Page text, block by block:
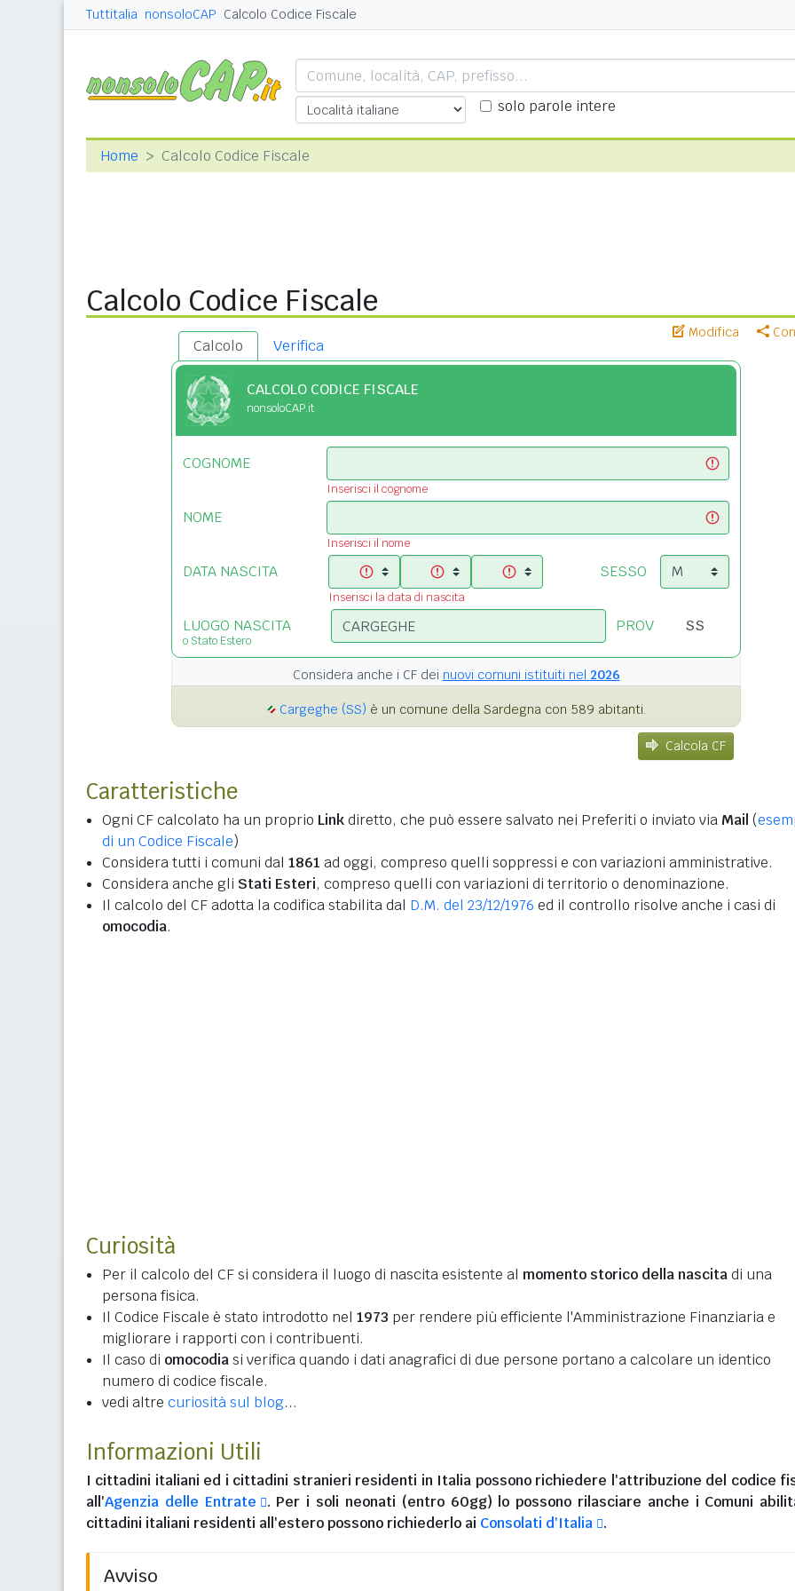
Tuttitalia nonsoloCAP Calcolo Codice Fiscale
solo parole intere
Home Calcolo Codice Fiscale
Calcolo Codice Fiscale
Modifica
Calcolo Verifica
CALCOLO CODICE FISCALE
nonsoloCAP.it
COGNOME
Inserisci il cognome
NOME
Inserisci il nome
DATA NASCITA
Inserisci la data di nascita
SESSO
LUOGO NASCITA
o Stato Estero
PROV
Considera anche i CF dei nuovi comuni istituiti nel 2026
Cargeghe (SS) è un comune della Sardegna con 589 abitanti.
Calcola CF
Caratteristiche
Ogni CF calcolato ha un proprio Linkdiretto, che può essere salvato nei Preferiti o inviato via Mail (
di un Codice Fiscale)
Considera tutti i comuni dal 1861 ad oggi, compreso quelli soppressi e con variazioni amministrative.
Considera anche gli Stati Esteri, compreso quelli con variazioni di territorio o denominazione.
Il calcolo del CF adotta la codifica stabilita dal D.M. del 23/12/1976 ed il controllo risolve anche i casi di
omocodia.
Curiosità
Per il calcolo del CF si considera il luogo di nascita esistente al momento storico della nascitadi una
persona fisica.
Il Codice Fiscale è stato introdotto nel 1973 per rendere più efficiente l'Amministrazione Finanziaria e
migliorare i rapporti con i contribuenti.
Il caso di omocodiasi verifica quando i dati anagrafici di due persone portano a calcolare un identico
numero di codice fiscale.
vedi altre curiosità sul blog...
Informazioni Utili
I cittadini italiani ed i cittadini stranieri residenti in Italia possono richiedere l'attribuzione del codice
all'Agenzia delle Entrate
. Per i soli neonati (entro 60gg) lo possono rilasciare anche i Comuni
cittadini italiani residenti all'esteropossono richiederlo ai Consolati d'Italia .
Avviso